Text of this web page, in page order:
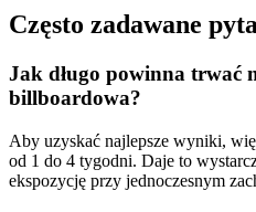
Często zadawane
Jak długo powinna trwać
billboardowa?
Aby uzyskać najlepsze wyniki,
od 1 do 4 tygodni. Daje to
ekspozycję przy jednoczesnym